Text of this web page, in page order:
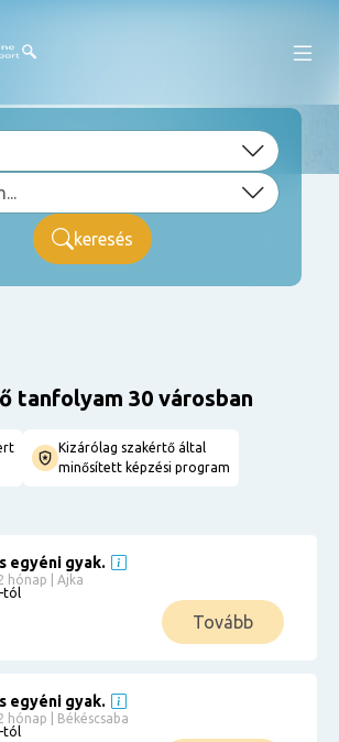
keresés
tanfolyam 30 városban
Kizárólag szakértő által
minősített képzési program
egyéni gyak.
hónap | Ajka
tól
Tovább
egyéni gyak.
hónap | Békéscsaba
tól